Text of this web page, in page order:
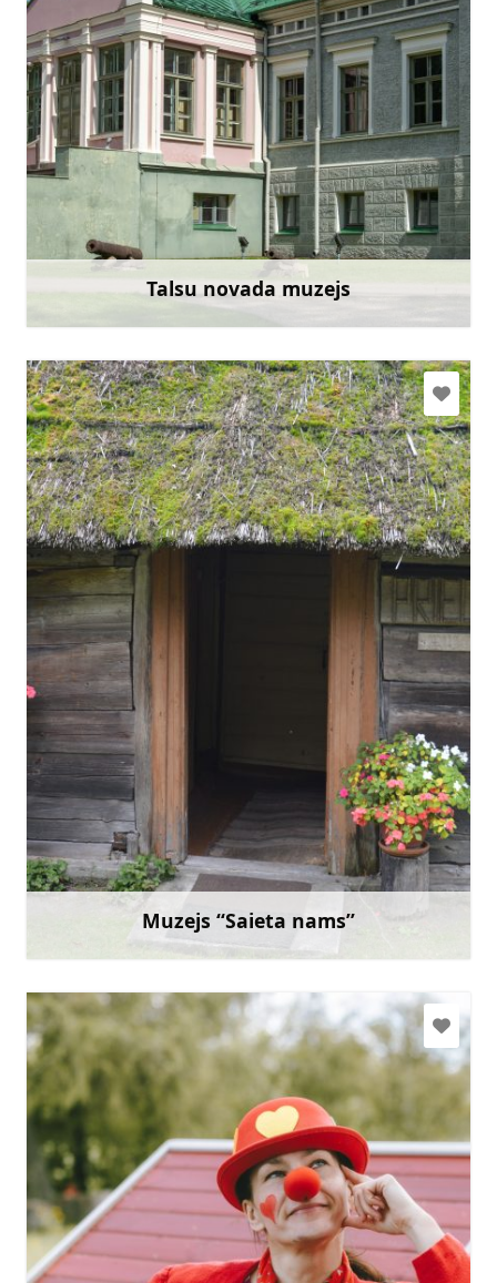
Talsu novada muzejs
novadamuzejs@talsi.lv
+371 29102628
Doties
Muzejs “Saieta nams”
+37163235995
Doties